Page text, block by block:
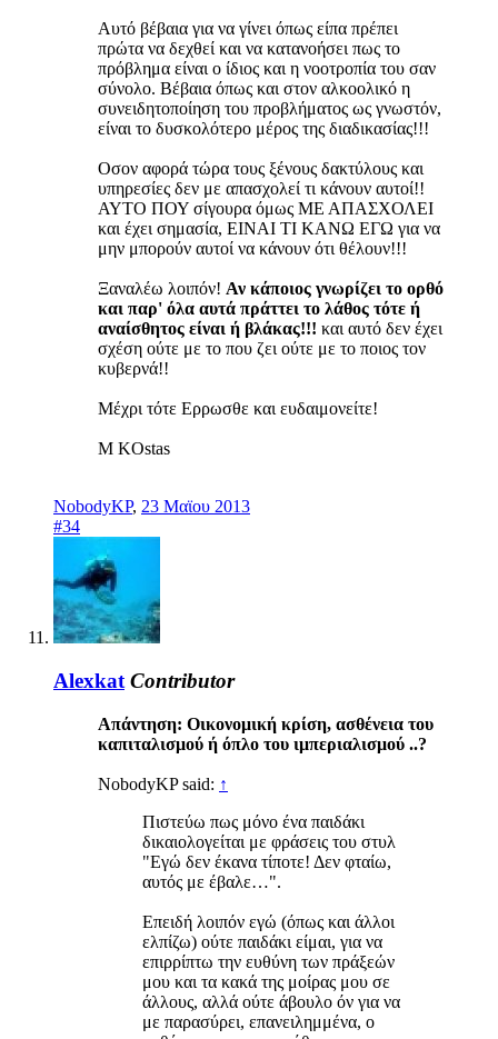
Αυτό βέβαια για να γίνει όπως είπα πρέπει
πρώτα να δεχθεί και να κατανοήσει πως το
πρόβλημα είναι ο ίδιος και η νοοτροπία του σαν
σύνολο. Βέβαια όπως και στον αλκοολικό η
συνειδητοποίηση του προβλήματος ως γνωστόν,
είναι το δυσκολότερο μέρος της διαδικασίας!!!
Οσον αφορά τώρα τους ξένους δακτύλους και
υπηρεσίες δεν με απασχολεί τι κάνουν αυτοί!!
ΑΥΤΟ ΠΟΥ σίγουρα όμως ΜΕ ΑΠΑΣΧΟΛΕΙ
και έχει σημασία, ΕΙΝΑΙ ΤΙ ΚΑΝΩ ΕΓΩ για να
μην μπορούν αυτοί να κάνουν ότι θέλουν!!!
Ξαναλέω λοιπόν! Αν κάποιος γνωρίζει το ορθό
και παρ' όλα αυτά πράττει το λάθος τότε ή
αναίσθητος είναι ή βλάκας!!! και αυτό δεν έχει
σχέση ούτε με το που ζει ούτε με το ποιος τον
κυβερνά!!
Μέχρι τότε Ερρωσθε και ευδαιμονείτε!
M KOstas
NobodyKP, 23 Μαϊου 2013
#34
Alexkat Contributor
Απάντηση: Οικονομική κρίση, ασθένεια του
καπιταλισμού ή όπλο του ιμπεριαλισμού ..?
NobodyKP said: ↑
Πιστεύω πως μόνο ένα παιδάκι
δικαιολογείται με φράσεις του στυλ
"Εγώ δεν έκανα τίποτε! Δεν φταίω,
αυτός με έβαλε…".
Επειδή λοιπόν εγώ (όπως και άλλοι
ελπίζω) ούτε παιδάκι είμαι, για να
επιρρίπτω την ευθύνη των πράξεών
μου και τα κακά της μοίρας μου σε
άλλους, αλλά ούτε άβουλο όν για να
με παρασύρει, επανειλημμένα, ο